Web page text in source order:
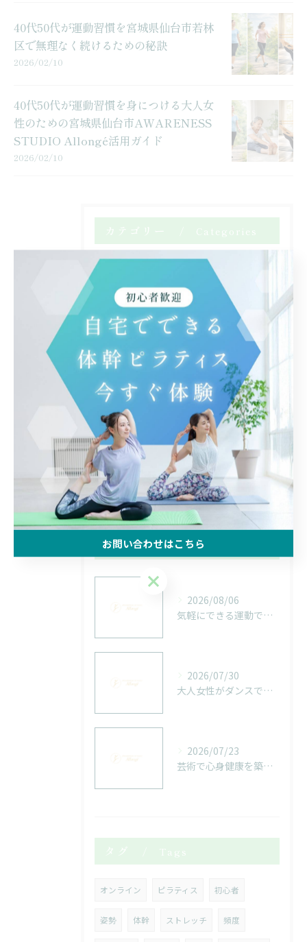
40代50代が運動習慣を宮城県仙台市若林
区で無理なく続けるための秘訣
2026/02/10
40代50代が運動習慣を身につける大人女
性のための宮城県仙台市AWARENESS
STUDIO Allongé活用ガイド
2026/02/10
カテゴリー Categories
40代 50代 運動習慣
バレエ
ピラティス 仙台 大人女性
ピラティスとバレエ 自律神経を整える
フランクリンメソッド イメジェリー パフォーマンスアップ（機能向上）
大人女性 無理なく・安全に・長く動ける身体を取り戻す
姿勢改善 運動
心と體と思考
體を整える
最近の投稿 Recent Posts
2026/08/06
気軽にできる運動で宮城県仙台市の大人女性が無理なく安全に長く動ける身体を取り戻す方法
2026/07/30
大人女性がダンスで無理なくエクササイズを続けて安全に体を取り戻す実践ガイド
2026/07/23
芸術で心身健康を築く宮城県仙台市の大人女性が無理なく安全に長く動ける身体を取り戻す方法
タグ Tags
オンライン ピラティス 初心者
姿勢 体幹 ストレッチ 頻度
お問い合わせはこちら
お問い合わせはこちら